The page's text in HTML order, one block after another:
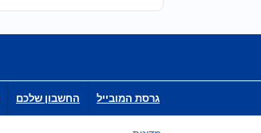
גרסת המובייל החשבון שלכם